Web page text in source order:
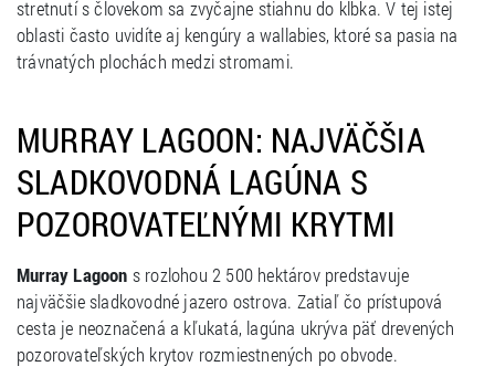
stretnutí s človekom sa zvyčajne stiahnu do klbka. V tej istej
oblasti často uvidíte aj kengúry a wallabies, ktoré sa pasia na
trávnatých plochách medzi stromami.
MURRAY LAGOON: NAJVÄČŠIA
SLADKOVODNÁ LAGÚNA S
POZOROVATEĽNÝMI KRYTMI
Murray Lagoon s rozlohou 2 500 hektárov predstavuje
najväčšie sladkovodné jazero ostrova. Zatiaľ čo prístupová
cesta je neoznačená a kľukatá, lagúna ukrýva päť drevených
pozorovateľských krytov rozmiestnených po obvode.